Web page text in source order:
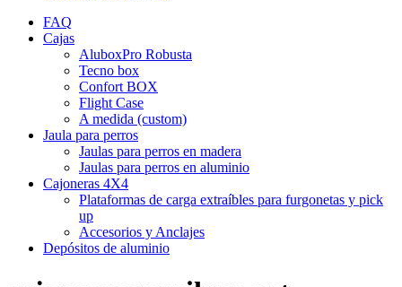
FAQ
Cajas
AluboxPro Robusta
Tecno box
Confort BOX
Flight Case
A medida (custom)
Jaula para perros
Jaulas para perros en madera
Jaulas para perros en aluminio
Cajoneras 4X4
Plataformas de carga extraíbles para furgonetas y pick
up
Accesorios y Anclajes
Depósitos de aluminio